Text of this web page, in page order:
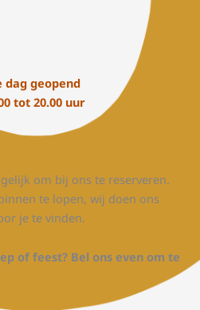
dag geopend
tot 20.00 uur
om bij ons te reserveren.
te lopen, wij doen ons
je te vinden.
of feest? Bel ons even om te